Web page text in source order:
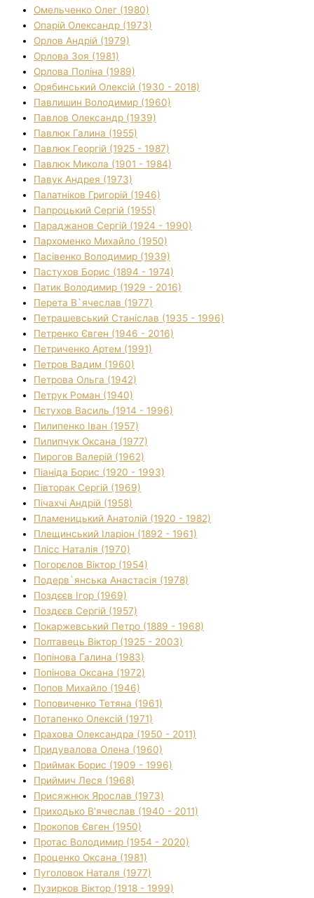
Омельченко Олег (1980)
Опарій Олександр (1973)
Орлов Андрій (1979)
Орлова Зоя (1981)
Орлова Поліна (1989)
Орябинський Олексій (1930 - 2018)
Павлишин Володимир (1960)
Павлов Олександр (1939)
Павлюк Галина (1955)
Павлюк Георгій (1925 - 1987)
Павлюк Микола (1901 - 1984)
Павук Андрея (1973)
Палатніков Григорій (1946)
Папроцький Сергій (1955)
Параджанов Сергій (1924 - 1990)
Пархоменко Михайло (1950)
Пасівенко Володимир (1939)
Пастухов Борис (1894 - 1974)
Патик Володимир (1929 - 2016)
Перета В`ячеслав (1977)
Петрашевський Станіслав (1935 - 1996)
Петренко Євген (1946 - 2016)
Петриченко Артем (1991)
Петров Вадим (1960)
Петрова Ольга (1942)
Петрук Роман (1940)
Пєтухов Василь (1914 - 1996)
Пилипенко Іван (1957)
Пилипчук Оксана (1977)
Пирогов Валерій (1962)
Піаніда Борис (1920 - 1993)
Півторак Сергій (1969)
Пічахчі Андрій (1958)
Пламеницький Анатолій (1920 - 1982)
Плещинський Іларіон (1892 - 1961)
Плісс Наталія (1970)
Погорєлов Віктор (1954)
Подерв`янська Анастасія (1978)
Поздєєв Ігор (1969)
Поздєєв Сергій (1957)
Покаржевський Петро (1889 - 1968)
Полтавець Віктор (1925 - 2003)
Попінова Галина (1983)
Попінова Оксана (1972)
Попов Михайло (1946)
Поповиченко Тетяна (1961)
Потапенко Олексій (1971)
Прахова Олександра (1950 - 2011)
Придувалова Олена (1960)
Приймак Борис (1909 - 1996)
Приймич Леся (1968)
Присяжнюк Ярослав (1973)
Приходько В'ячеслав (1940 - 2011)
Прокопов Євген (1950)
Протас Володимир (1954 - 2020)
Проценко Оксана (1981)
Пуголовок Наталя (1977)
Пузирков Віктор (1918 - 1999)